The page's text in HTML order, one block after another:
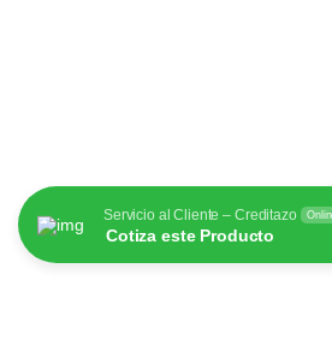
Servicio al Cliente – Creditazo
Cotiza este Producto